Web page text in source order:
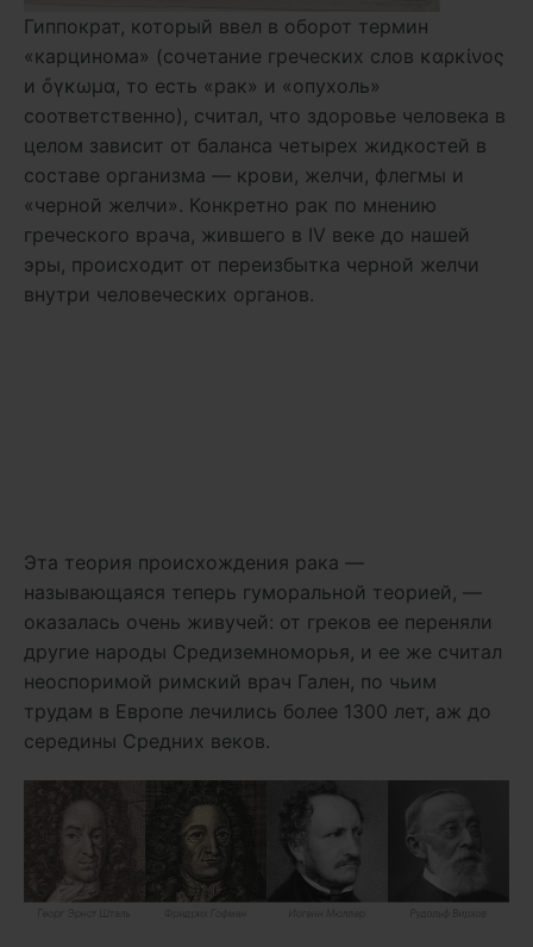
Гиппократ, который ввел в оборот термин
«карцинома» (сочетание греческих слов καρκίνος
и ὄγκωμα, то есть «рак» и «опухоль»
соответственно), считал, что здоровье человека в
целом зависит от баланса четырех жидкостей в
составе организма — крови, желчи, флегмы и
«черной желчи». Конкретно рак по мнению
греческого врача, жившего в IV веке до нашей
эры, происходит от переизбытка черной желчи
внутри человеческих органов.
Эта теория происхождения рака —
называющаяся теперь гуморальной теорией, —
оказалась очень живучей: от греков ее переняли
другие народы Средиземноморья, и ее же считал
неоспоримой римский врач Гален, по чьим
трудам в Европе лечились более 1300 лет, аж до
середины Средних веков.